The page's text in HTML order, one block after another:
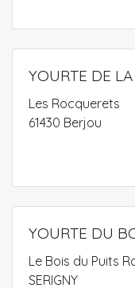
YOURTE DE
Les Rocquerets
61430 Berjou
YOURTE DU
Le Bois du Puits
SERIGNY